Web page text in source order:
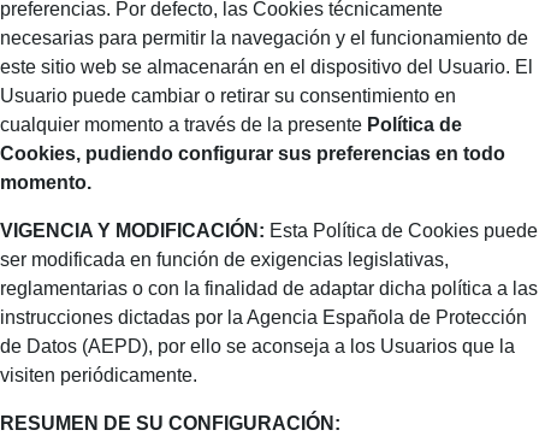
preferencias. Por defecto, las Cookies técnicamente
necesarias para permitir la navegación y el funcionamiento de
este sitio web se almacenarán en el dispositivo del Usuario. El
Usuario puede cambiar o retirar su consentimiento en
cualquier momento a través de la presente Política de
Cookies, pudiendo configurar sus preferencias en todo
momento.
VIGENCIA Y MODIFICACIÓN: Esta Política de Cookies puede
ser modificada en función de exigencias legislativas,
reglamentarias o con la finalidad de adaptar dicha política a las
instrucciones dictadas por la Agencia Española de Protección
de Datos (AEPD), por ello se aconseja a los Usuarios que la
visiten periódicamente.
RESUMEN DE SU CONFIGURACIÓN: